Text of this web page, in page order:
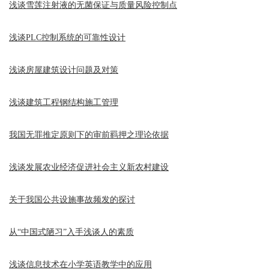
浅谈雪莲注射液的无菌保证与质量风险控制点
浅谈PLC控制系统的可靠性设计
浅谈房屋建筑设计问题及对策
浅谈建筑工程钢结构施工管理
我国无罪推定原则下的审前羁押之理论依据
浅谈发展农业经济促进社会主义新农村建设
关于我国公共设施事故频发的探讨
从“中国式陋习”入手浅谈人的素质
浅谈信息技术在小学英语教学中的应用